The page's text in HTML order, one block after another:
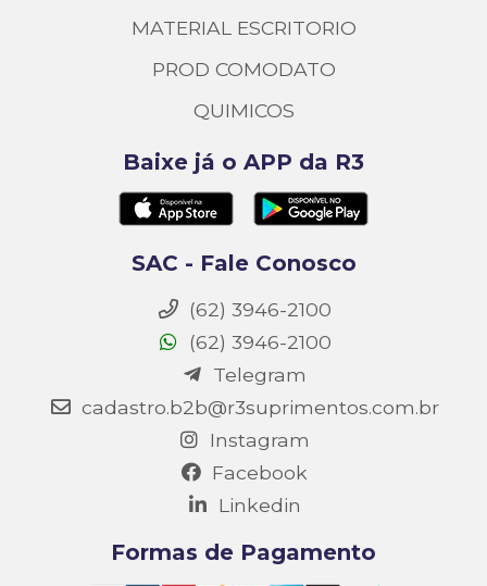
MATERIAL ESCRITORIO
PROD COMODATO
QUIMICOS
Baixe já o APP da R3
SAC - Fale Conosco
(62) 3946-2100
(62) 3946-2100
Telegram
cadastro.b2b@r3suprimentos.com.br
Instagram
Facebook
Linkedin
Formas de Pagamento